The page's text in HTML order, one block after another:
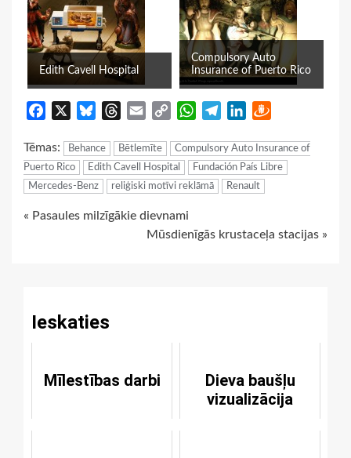
Edith Cavell Hospital
Compulsory Auto
Insurance of Puerto Rico
Facebook BlueskyThreads
Email
Copy
WhatsApp
TelegramLinkedIn
Tēmas: Behance Bētlemīte
Compulsory Auto Insurance of
Puerto Rico
Edith Cavell Hospital
Fundación País Libre
Mercedes-Benz
reliģiski motīvi reklāmā Renault
Continue
« Pasaules milzīgākie dievnami
Mūsdienīgās krustaceļa stacijas »
Ieskaties
Mīlestības darbi
Dieva baušļu
vizualizācija